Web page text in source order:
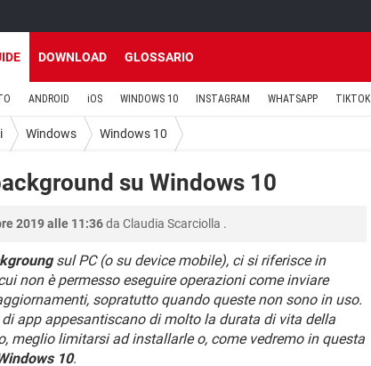
DOWNLOAD GLOSSARIO
ANDROID iOS WINDOWS 10 INSTAGRAM WHATSAPP TIKTOK
Windows Windows 10
su Windows 10
2019 alle 11:36da Claudia Scarciolla .
sul PC (o su device mobile), ci si riferisce in
non è permesso eseguire operazioni come inviare
sopratutto quando queste non sono in uso.
di app appesantiscano di molto la durata di vita della
meglio limitarsi ad installarle o, come vedremo in questa
10.